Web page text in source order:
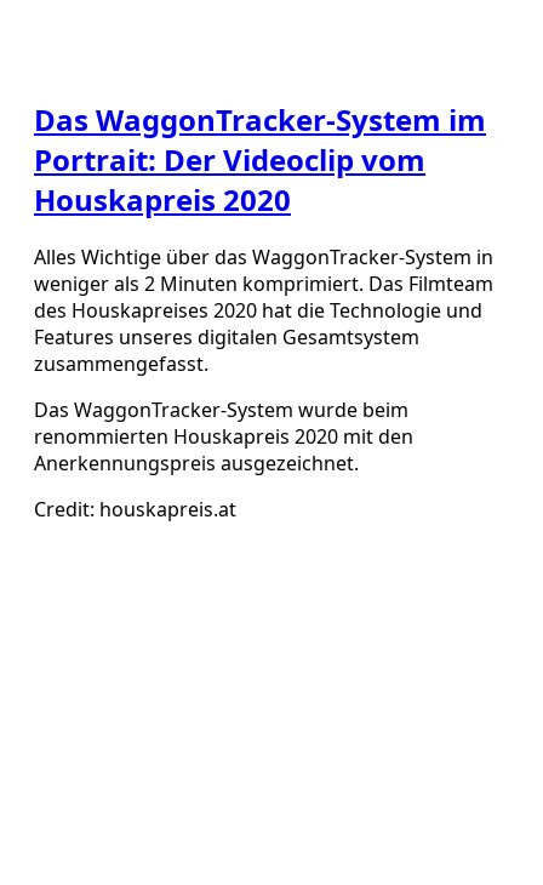
Das WaggonTracker-System im
Portrait: Der Videoclip vom
Houskapreis 2020
Alles Wichtige über das WaggonTracker-System in
weniger als 2 Minuten komprimiert. Das Filmteam
des Houskapreises 2020 hat die Technologie und
Features unseres digitalen Gesamtsystem
zusammengefasst.
Das WaggonTracker-System wurde beim
renommierten Houskapreis 2020 mit den
Anerkennungspreis ausgezeichnet.
Credit: houskapreis.at